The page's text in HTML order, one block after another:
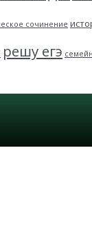
сочинение
решу егэ